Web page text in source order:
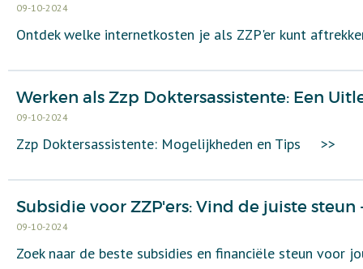
09-10-2024
Ontdek welke internetkosten je als ZZP'er kunt
Werken als Zzp Doktersassistente: Een
09-10-2024
Zzp Doktersassistente: Mogelijkheden en Tips >>
Subsidie voor ZZP'ers: Vind de juiste
09-10-2024
Zoek naar de beste subsidies en financiële steun voor